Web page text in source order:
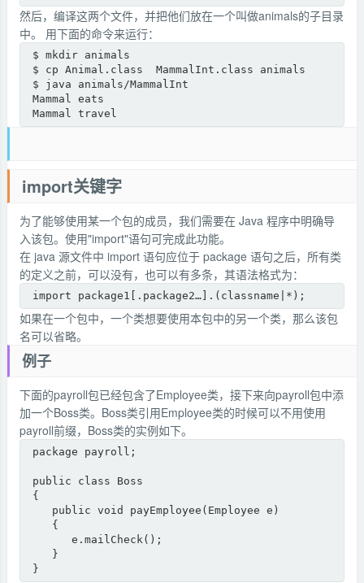
然后，编译这两个文件，并把他们放在一个叫做animals的子目录
中。 用下面的命令来运行：
$ mkdir animals
$ cp Animal.class  MammalInt.class animals
$ java animals/MammalInt
Mammal eats
Mammal travel
import关键字
为了能够使用某一个包的成员，我们需要在 Java 程序中明确导
入该包。使用"import"语句可完成此功能。
在 java 源文件中 import 语句应位于 package 语句之后，所有类
的定义之前，可以没有，也可以有多条，其语法格式为：
import package1[.package2…].(classname|*);
如果在一个包中，一个类想要使用本包中的另一个类，那么该包
名可以省略。
例子
下面的payroll包已经包含了Employee类，接下来向payroll包中添
加一个Boss类。Boss类引用Employee类的时候可以不用使用
payroll前缀，Boss类的实例如下。
package payroll;
public class Boss
{
}